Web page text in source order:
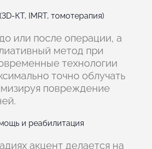
КТ, IMRT, томотерапия)
или после операции, а
метод при
технологии
точно облучать
повреждение
и реабилитация
акцент делается на